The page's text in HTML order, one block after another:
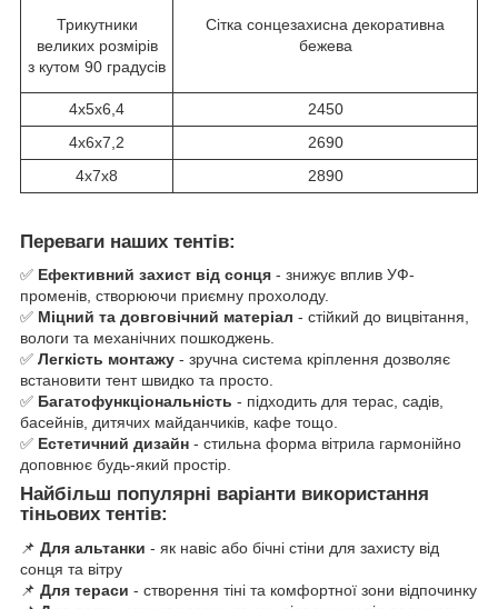
Трикутники
великих розмірів
з кутом 90 градусів
Сітка сонцезахисна декоративна
бежева
4х5х6,4
2450
4х6х7,2
2690
4х7х8
2890
Переваги наших тентів:
✅ Ефективний захист від сонця - знижує вплив УФ-
променів, створюючи приємну прохолоду.
✅ Міцний та довговічний матеріал - стійкий до вицвітання,
вологи та механічних пошкоджень.
✅ Легкість монтажу - зручна система кріплення дозволяє
встановити тент швидко та просто.
✅ Багатофункціональність - підходить для терас, садів,
басейнів, дитячих майданчиків, кафе тощо.
✅ Естетичний дизайн - стильна форма вітрила гармонійно
доповнює будь-який простір.
Найбільш популярні варіанти використання
тіньових тентів:
📌 Для альтанки - як навіс або бічні стіни для захисту від
сонця та вітру
📌 Для тераси - створення тіні та комфортної зони відпочинку